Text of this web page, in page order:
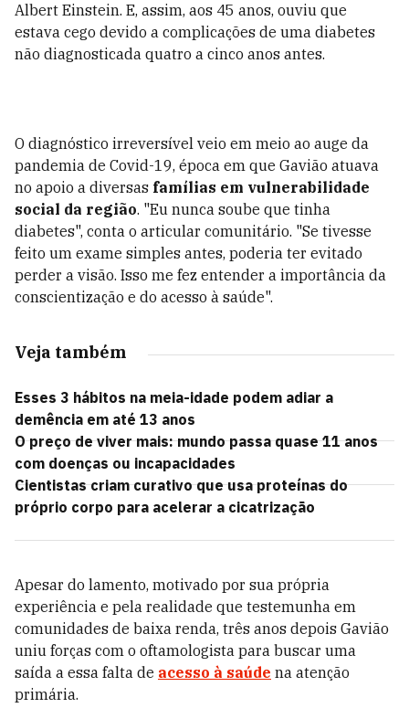
Albert Einstein. E, assim, aos 45 anos, ouviu que
estava cego devido a complicações de uma diabetes
não diagnosticada quatro a cinco anos antes.
O diagnóstico irreversível veio em meio ao auge da
pandemia de Covid-19, época em que Gavião atuava
no apoio a diversas famílias em vulnerabilidade
social da região. "Eu nunca soube que tinha
diabetes", conta o articular comunitário. "Se tivesse
feito um exame simples antes, poderia ter evitado
perder a visão. Isso me fez entender a importância da
conscientização e do acesso à saúde".
Veja também
Esses 3 hábitos na meia-idade podem adiar a
demência em até 13 anos
O preço de viver mais: mundo passa quase 11 anos
com doenças ou incapacidades
Cientistas criam curativo que usa proteínas do
próprio corpo para acelerar a cicatrização
Apesar do lamento, motivado por sua própria
experiência e pela realidade que testemunha em
comunidades de baixa renda, três anos depois Gavião
uniu forças com o oftamologista para buscar uma
saída a essa falta de acesso à saúde na atenção
primária.